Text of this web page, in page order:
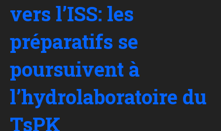
vers l’ISS: les
préparatifs se
poursuivent à
l’hydrolaboratoire du
TsPK